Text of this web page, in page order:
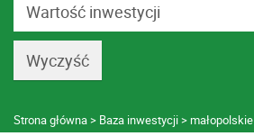
Wartość inwestycji
Strona główna Baza inwestycji małopolskie